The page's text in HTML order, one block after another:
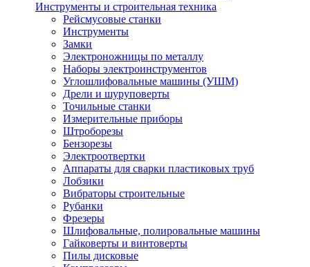
Инструменты и строительная техника
Рейсмусовые станки
Инструменты
Замки
Электроножницы по металлу
Наборы электроинструментов
Углошлифовальные машины (УШМ)
Дрели и шуруповерты
Точильные станки
Измерительные приборы
Штроборезы
Бензорезы
Электроотвертки
Аппараты для сварки пластиковых труб
Лобзики
Вибраторы строительные
Рубанки
Фрезеры
Шлифовальные, полировальные машины
Гайковерты и винтоверты
Пилы дисковые